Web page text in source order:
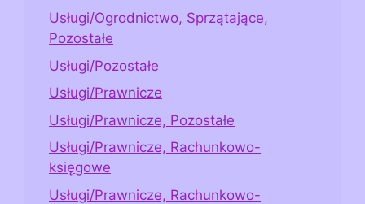
Usługi/Ogrodnictwo, Sprzątające,
Pozostałe
Usługi/Pozostałe
Usługi/Prawnicze
Usługi/Prawnicze, Pozostałe
Usługi/Prawnicze, Rachunkowo-
księgowe
Usługi/Prawnicze, Rachunkowo-